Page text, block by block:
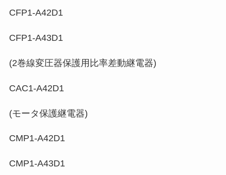
CFP1‐A42D1
CFP1‐A43D1
(2巻線変圧器保護用比率差動継電器)
CAC1‐A42D1
(モータ保護継電器)
CMP1‐A42D1
CMP1‐A43D1